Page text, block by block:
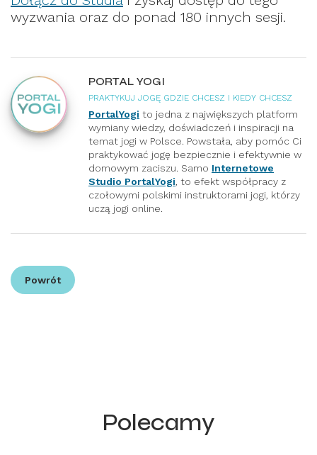
wyzwania oraz do ponad 180 innych sesji.
PORTAL YOGI
PRAKTYKUJ JOGĘ GDZIE CHCESZ I KIEDY CHCESZ
PortalYogi to jedna z największych platform
wymiany wiedzy, doświadczeń i inspiracji na
temat jogi w Polsce. Powstała, aby pomóc Ci
praktykować jogę bezpiecznie i efektywnie w
domowym zaciszu. Samo Internetowe
Studio PortalYogi, to efekt współpracy z
czołowymi polskimi instruktorami jogi, którzy
uczą jogi online.
Powrót
Polecamy